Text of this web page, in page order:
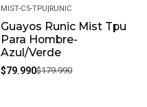
-56%
MIST-C5-TPU RUNIC
Guayos Runic Mist Tpu
Para Hombre-
Azul/Verde
$79.990$179.990